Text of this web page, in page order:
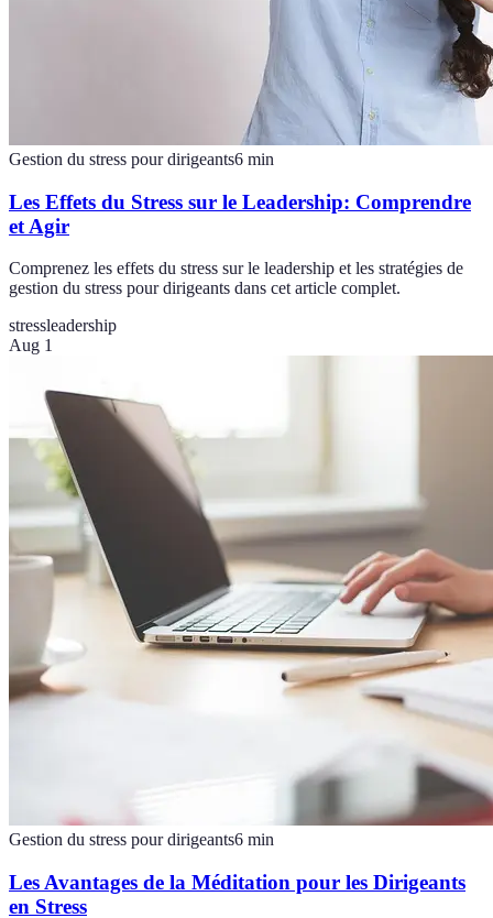
Gestion du stress pour dirigeants6 min
Les Effets du Stress sur le Leadership: Comprendre
et Agir
Comprenez les effets du stress sur le leadership et les stratégies de
gestion du stress pour dirigeants dans cet article complet.
stressleadership
Aug 1
Gestion du stress pour dirigeants6 min
Les Avantages de la Méditation pour les Dirigeants
en Stress